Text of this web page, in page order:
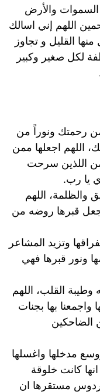
السموات والأرض
اللهم إني اسالك
القليل و تجاوز
لكل صغير وكبير
رحمتك ونوراً من
اللهم اجعلها ممن
من اللذين سرحت
يا رب.
والظلمة، اللهم
قبرها روضه من
وتزيد المشاعر
ونور قبرها فهي
القلب، اللهم
واجمعنا بها بجنات
الضاحكين
مدخلها واغسلها
انها كانت خلوقة
مستقرها ان